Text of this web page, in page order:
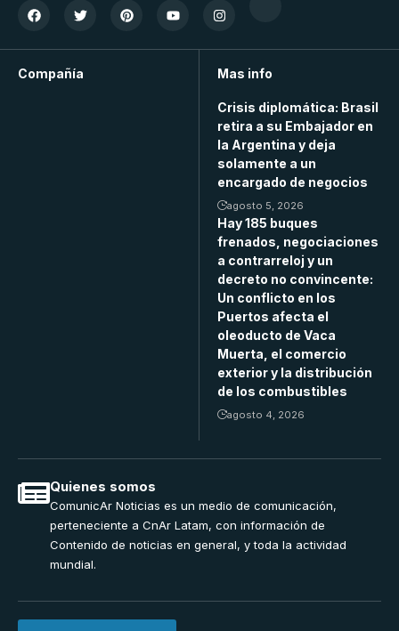
Compañía Mas info
Crisis diplomática: Brasil
retira a su Embajador en
la Argentina y deja
solamente a un
encargado de negocios
agosto 5, 2026
Hay 185 buques
frenados, negociaciones
a contrarreloj y un
decreto no convincente:
Un conflicto en los
Puertos afecta el
oleoducto de Vaca
Muerta, el comercio
exterior y la distribución
de los combustibles
agosto 4, 2026
Quienes somos
ComunicAr Noticias es un medio de comunicación,
perteneciente a CnAr Latam, con información de
Contenido de noticias en general, y toda la actividad
mundial.